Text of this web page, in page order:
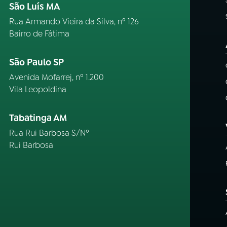
São Luís MA
Rua Armando Vieira da Silva, nº 126
Bairro de Fátima
São Paulo SP
Avenida Mofarrej, nº 1.200
Vila Leopoldina
Tabatinga AM
Rua Rui Barbosa S/Nº
Rui Barbosa